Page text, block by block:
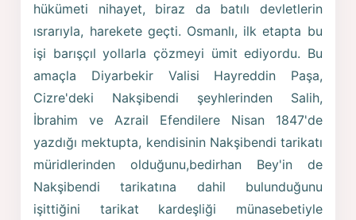
hükümeti nihayet, biraz da batılı devletlerin
ısrarıyla, harekete geçti. Osmanlı, ilk etapta bu
işi barışçıl yollarla çözmeyi ümit ediyordu. Bu
amaçla Diyarbekir Valisi Hayreddin Paşa,
Cizre'deki Nakşibendi şeyhlerinden Salih,
İbrahim ve Azrail Efendilere Nisan 1847'de
yazdığı mektupta, kendisinin Nakşibendi tarikatı
müridlerinden olduğunu,bedirhan Bey'in de
Nakşibendi tarikatına dahil bulunduğunu
işittiğini tarikat kardeşliği münasebetiyle